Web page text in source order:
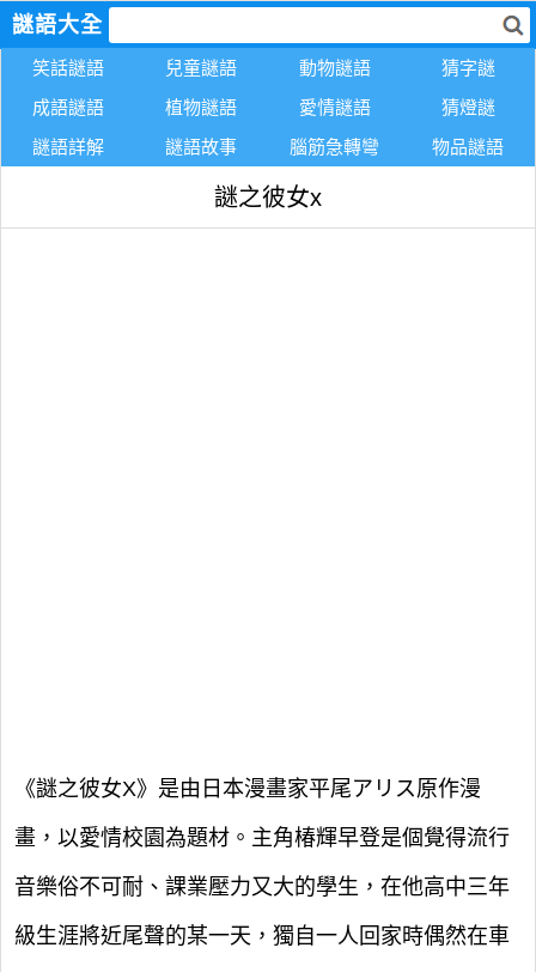
謎語大全
笑話謎語 兒童謎語 動物謎語
猜字謎
成語謎語
植物謎語 愛情謎語
猜燈謎
謎語詳解
謎語故事 腦筋急轉彎 物品謎語
謎之彼女x
《謎之彼女X》是由日本漫畫家平尾アリス原作漫
畫，以愛情校園為題材。主角椿輝早登是個覺得流行
音樂俗不可耐、課業壓力又大的學生，在他高中三年
級生涯將近尾聲的某一天，獨自一人回家時偶然在車